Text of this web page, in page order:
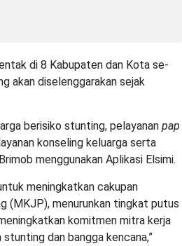
di 8 Kabupaten dan Kota se-
akan diselenggarakan sejak
berisiko stunting, pelayanan pap
konseling keluarga serta
menggunakan Aplikasi Elsimi.
meningkatkan cakupan
(MKJP), menurunkan tingkat putus
komitmen mitra kerja
dan bangga kencana,”